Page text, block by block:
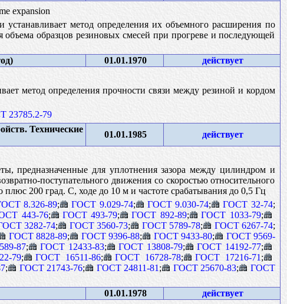
expansion
устанавливает метод определения их объемного расширения по
образцов резиновых смесей при прогреве и последующей
01.01.1970
действует
метод определения прочности связи между резиной и кордом
23785.2-79
Технические
01.01.1985 действует
предназначенные для уплотнения зазора между цилиндром и
поступательного движения со скоростью относительного
200 град. С, ходе до 10 м и частоте срабатывания до 0,5 Гц
8.326-89; ГОСТ 9.029-74; ГОСТ 9.030-74; ГОСТ 32-74;
443-76; ГОСТ 493-79; ГОСТ 892-89; ГОСТ 1033-79;
3282-74; ГОСТ 3560-73; ГОСТ 5789-78; ГОСТ 6267-74;
ГОСТ 8828-89; ГОСТ 9396-88; ГОСТ 9433-80;
ГОСТ 9569-
87; ГОСТ 12433-83; ГОСТ 13808-79; ГОСТ 14192-77;
79; ГОСТ 16511-86; ГОСТ 16728-78; ГОСТ 17216-71 ;
; ГОСТ 21743-76; ГОСТ 24811-81 ; ГОСТ 25670-83;
ГОСТ
01.01.1978 действует